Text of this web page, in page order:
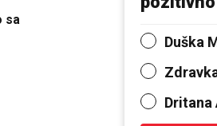
sa
Duška
Dritana